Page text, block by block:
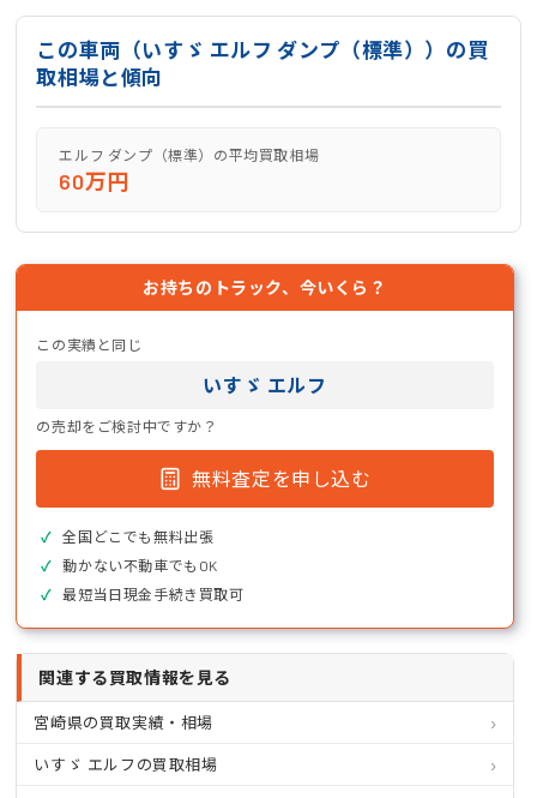
この車両（いすゞ エルフ ダンプ（標準））の買
取相場と傾向
エルフ ダンプ（標準）の平均買取相場
60万円
お持ちのトラック、今いくら？
この実績と同じ
いすゞ エルフ
の売却をご検討中ですか？
無料査定を申し込む
全国どこでも無料出張
動かない不動車でもOK
最短当日現金手続き買取可
関連する買取情報を見る
宮崎県の買取実績・相場
いすゞ エルフの買取相場